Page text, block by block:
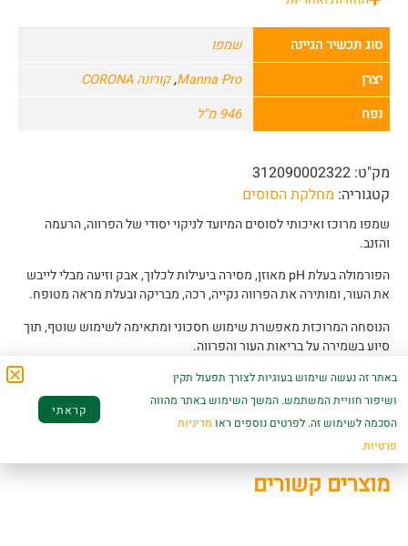
סוג תכשיר הגיינה
שמפו
יצרן
Manna Pro
,קורונה CORONA
נפח
946 מ"ל
מק"ט: 312090002322
קטגוריה: מחלקת הסוסים
שמפו מרוכז ואיכותי לסוסים המיועד לניקוי יסודי של הפרווה, הרעמה
והזנב.
הפורמולה בעלת pH מאוזן, מסירה ביעילות לכלוך, אבק וזיעה מבלי לייבש
את העור, ומותירה את הפרווה נקייה, רכה, מבריקה ובעלת מראה מטופח.
הנוסחה המרוכזת מאפשרת שימוש חסכוני ומתאימה לשימוש שוטף, תוך
סיוע בשמירה על בריאות העור והפרווה.
מתאים לכל סוגי הפרווה ולשימוש קבוע כחלק משגרת הטיפוח של הסוס.
מוצרים קשורים
באתר זה נעשה שימוש בעוגיות לצורך תפעול תקין
ושיפור חוויית המשתמש. המשך השימוש באתר מהווה
הסכמה לשימוש זה. לפרטים נוספים ראו מדיניות
פרטיות.
קראתי